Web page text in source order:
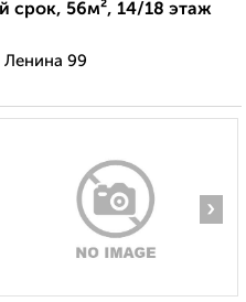
срок, 56м², 14/18 этаж
Ленина 99
›